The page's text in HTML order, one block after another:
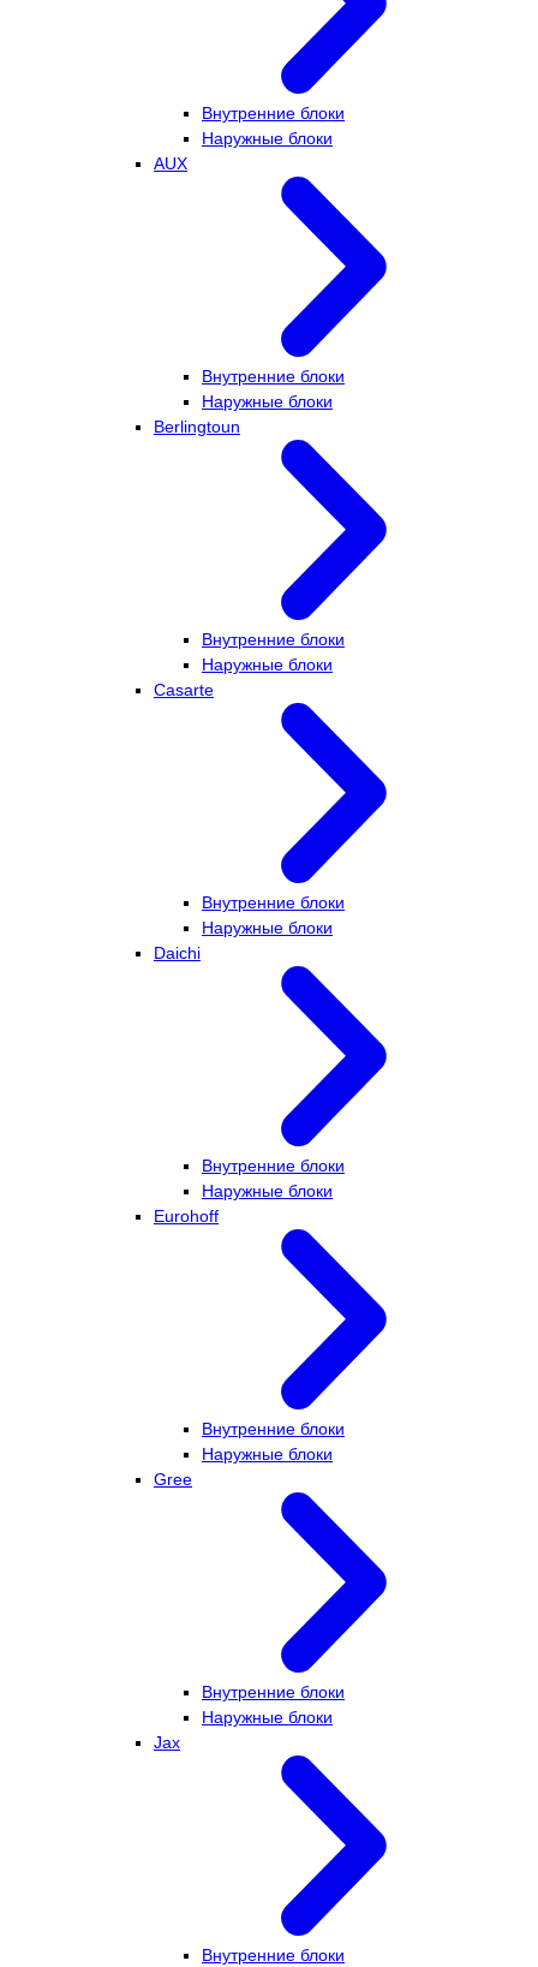
Внутренние блоки
Наружные блоки
AUX
Внутренние блоки
Наружные блоки
Berlingtoun
Внутренние блоки
Наружные блоки
Casarte
Внутренние блоки
Наружные блоки
Daichi
Внутренние блоки
Наружные блоки
Eurohoff
Внутренние блоки
Наружные блоки
Gree
Внутренние блоки
Наружные блоки
Jax
Внутренние блоки